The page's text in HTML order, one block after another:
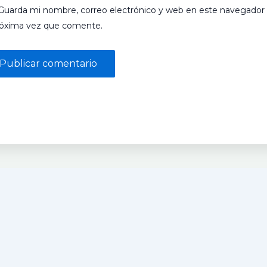
mi nombre, correo electrónico y web en este navegador
vez que comente.